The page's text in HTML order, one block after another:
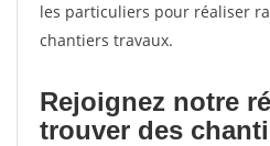
les particuliers pour réaliser
chantiers travaux.
Rejoignez notre
trouver des